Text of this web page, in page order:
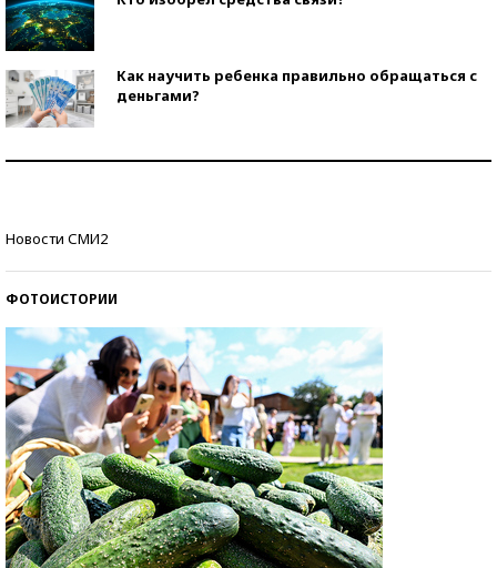
Как научить ребенка правильно обращаться с
деньгами?
Новости СМИ2
ФОТОИСТОРИИ